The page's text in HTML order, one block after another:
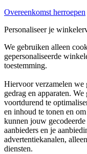
Overeenkomst herroepen
Personaliseer je
We gebruiken alleen
gepersonaliseerde
toestemming.
Hiervoor verzamelen we
gedrag en apparaten.
voortdurend te
en inhoud te tonen en
kunnen jouw
aanbieders en je
advertentiekanalen,
diensten.